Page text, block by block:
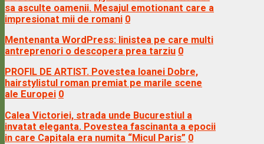
sa asculte oamenii. Mesajul emotionant care a
impresionat mii de romani 0
Mentenanta WordPress: linistea pe care multi
antreprenori o descopera prea tarziu 0
PROFIL DE ARTIST. Povestea Ioanei Dobre,
hairstylistul roman premiat pe marile scene
ale Europei 0
Calea Victoriei, strada unde Bucurestiul a
invatat eleganta. Povestea fascinanta a epocii
in care Capitala era numita “Micul Paris” 0